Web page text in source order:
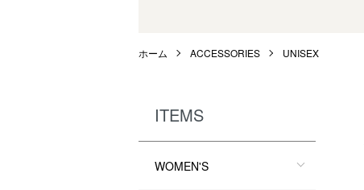
ホーム ACCESSORIES UNISEX
ITEMS
WOMEN'S